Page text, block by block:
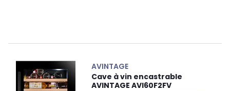
AVINTAGE
Cave à vin encastrable
AVINTAGE AVI60F2FV